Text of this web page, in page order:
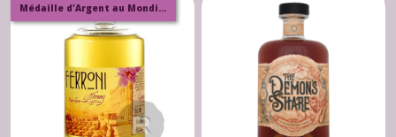
Médaille d'Argent au Mondial des Spiritueux 2020